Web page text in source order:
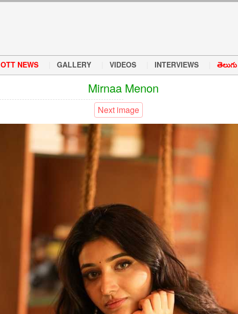
OTT NEWS GALLERY VIDEOS INTERVIEWS
Mirnaa Menon
Next image